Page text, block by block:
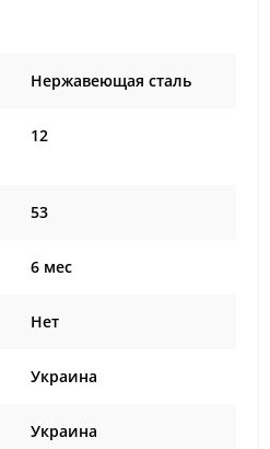
Нержавеющая сталь
12
53
6 мес
Нет
Украина
Украина